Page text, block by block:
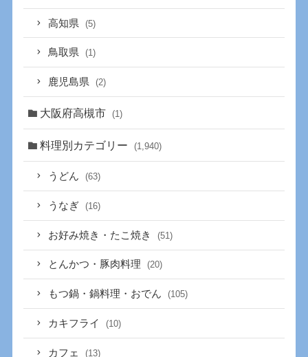
高知県 (5)
鳥取県 (1)
鹿児島県 (2)
大阪府高槻市 (1)
料理別カテゴリー (1,940)
うどん (63)
うなぎ (16)
お好み焼き・たこ焼き (51)
とんかつ・豚肉料理 (20)
もつ鍋・鍋料理・おでん (105)
カキフライ (10)
カフェ (13)